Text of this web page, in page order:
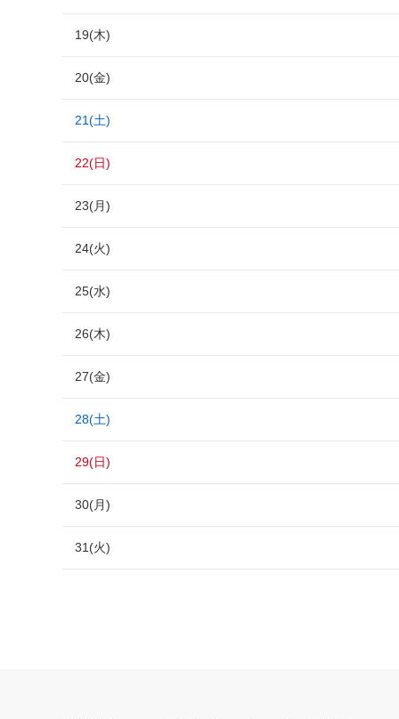
19(木)
20(金)
21(土)
22(日)
23(月)
24(火)
25(水)
26(木)
27(金)
28(土)
29(日)
30(月)
31(火)